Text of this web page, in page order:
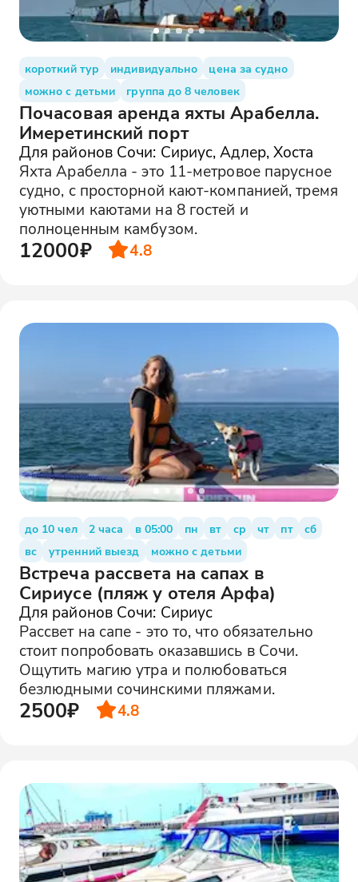
короткий тур индивидуально
цена за судно
можно с детьми
группа до 8 человек
Почасовая аренда яхты Арабелла.
Имеретинский порт
Для районов Сочи: Сириус, Адлер, Хоста
Яхта Арабелла - это 11-метровое парусное
судно, с просторной кают-компанией, тремя
уютными каютами на 8 гостей и
полноценным камбузом.
12000₽ 4.8
до 10 чел 2 часа в 05:00 пн вт ср чт пт
сб
вс
утренний выезд можно с детьми
Встреча рассвета на сапах в
Сириусе (пляж у отеля Арфа)
Для районов Сочи: Сириус
Рассвет на сапе - это то, что обязательно
стоит попробовать оказавшись в Сочи.
Ощутить магию утра и полюбоваться
безлюдными сочинскими пляжами.
2500₽ 4.8